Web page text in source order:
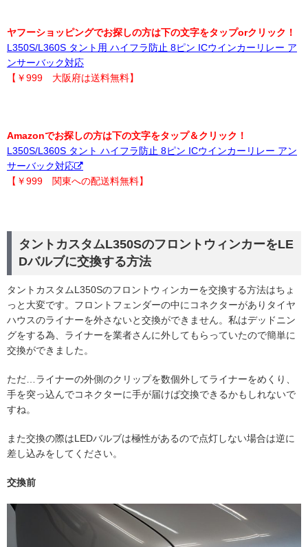
ヤフーショッピングでお探しの方は下の文字をタップorクリック！
L350S/L360S タント用 ハイフラ防止 8ピン ICウインカーリレー ア
ンサーバック対応
【￥999 大阪府は送料無料】
Amazonでお探しの方は下の文字をタップ＆クリック！
L350S/L360S タント ハイフラ防止 8ピン ICウインカーリレー アン
サーバック対応
【￥999 関東への配送料無料】
タントカスタムL350SのフロントウィンカーをLE
Dバルブに交換する方法
タントカスタムL350Sのフロントウィンカーを交換する方法はちょ
っと大変です。フロントフェンダーの中にコネクターがありタイヤ
ハウスのライナーを外さないと交換ができません。私はデッドニン
グをする為、ライナーを業者さんに外してもらっていたので簡単に
交換ができました。
ただ…ライナーの外側のクリップを数個外してライナーをめくり、
手を突っ込んでコネクターに手が届けば交換できるかもしれないで
すね。
また交換の際はLEDバルブは極性があるので点灯しない場合は逆に
差し込みをしてください。
交換前